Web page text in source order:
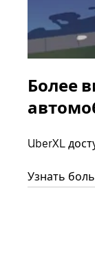
Более
UberXL
Узнать